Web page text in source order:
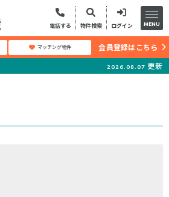
電話する 物件検索 ログイン MENU
マッチング物件 会員登録はこちら
2026.08.07 更新